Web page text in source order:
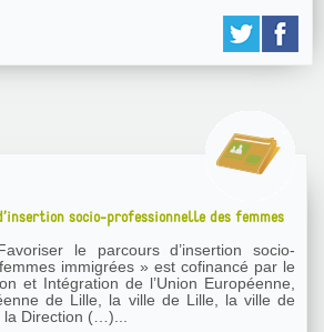
socio-professionnelle des femmes
le parcours d’insertion socio-
et Intégration de l’Union Européenne,
de Lille, la ville de Lille, la ville de
Direction (…)...